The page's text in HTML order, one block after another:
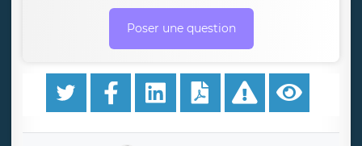
Poser une question